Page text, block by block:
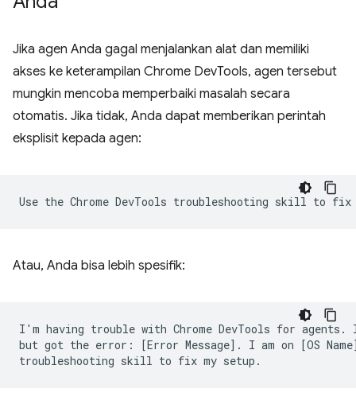
Jika agen Anda gagal menjalankan alat dan memiliki
akses ke keterampilan Chrome DevTools, agen tersebut
mungkin mencoba memperbaiki masalah secara
otomatis. Jika tidak, Anda dapat memberikan perintah
eksplisit kepada agen:
Atau, Anda bisa lebih spesifik:
I'm having trouble with Chrome DevTools for
but got the error: [Error Message]. I am on [OS